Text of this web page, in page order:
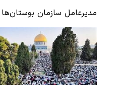
مدیرعامل سازمان